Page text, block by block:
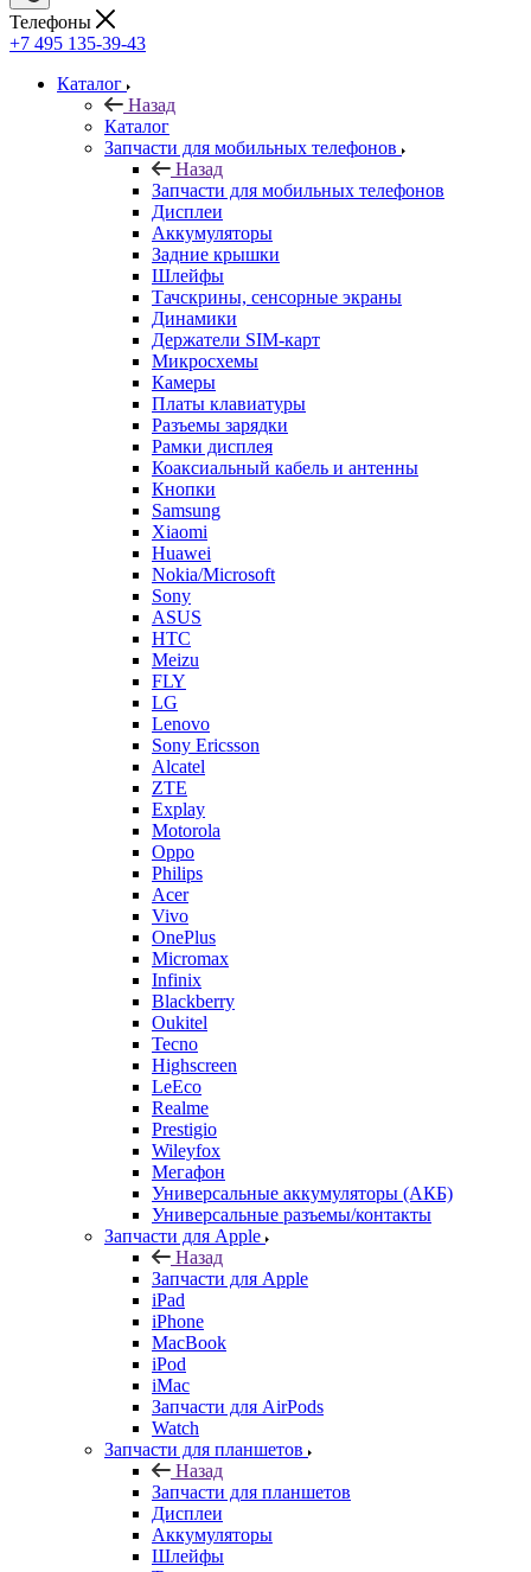
Каталог
Назад
Каталог
Запчасти для мобильных телефонов
Назад
Запчасти для мобильных телефонов
Дисплеи
Аккумуляторы
Задние крышки
Шлейфы
Тачскрины, сенсорные экраны
Динамики
Держатели SIM-карт
Микросхемы
Камеры
Платы клавиатуры
Разъемы зарядки
Рамки дисплея
Коаксиальный кабель и антенны
Кнопки
Samsung
Xiaomi
Huawei
Nokia/Microsoft
Sony
ASUS
HTC
Meizu
FLY
LG
Lenovo
Sony Ericsson
Alcatel
ZTE
Explay
Motorola
Oppo
Philips
Acer
Vivo
OnePlus
Micromax
Infinix
Blackberry
Oukitel
Tecno
Highscreen
LeEco
Realme
Prestigio
Wileyfox
Мегафон
Универсальные аккумуляторы (АКБ)
Универсальные разъемы/контакты
Запчасти для Apple
Назад
Запчасти для Apple
iPad
iPhone
MacBook
iPod
iMac
Запчасти для AirPods
Watch
Запчасти для планшетов
Назад
Запчасти для планшетов
Дисплеи
Аккумуляторы
Шлейфы
Тачскрины
Корпуса (задние крышки)
Explay